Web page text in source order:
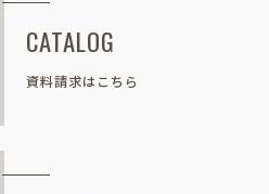
CATALOG
資料請求はこちら